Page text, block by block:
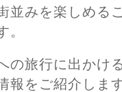
並みを楽しめる
。
の旅行に出かけ
報をご紹介します